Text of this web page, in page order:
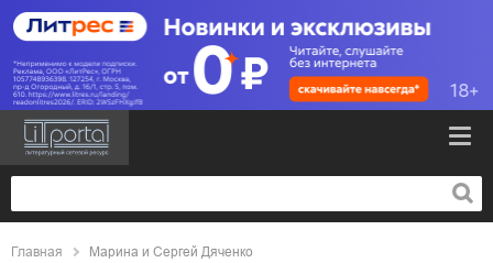
Главная Марина и Сергей Дяченко